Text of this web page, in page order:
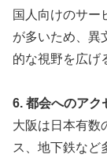
国人向けのサー
が多いため、異
的な視野を広げ
6. 都会へのアク
大阪は日本有数
ス、地下鉄など